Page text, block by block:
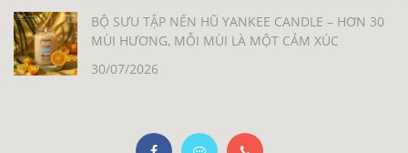
BỘ SƯU TẬP NẾN HŨ YANKEE CANDLE – HƠN 30
MÙI HƯƠNG, MỖI MÙI LÀ MỘT CẢM XÚC
30/07/2026